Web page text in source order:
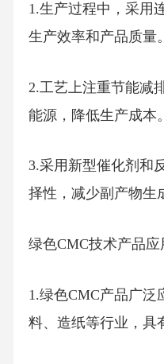
1.生产过程中，采用
生产效率和产品质量。
2.工艺上注重节能减
能源，降低生产成本。
3.采用新型催化剂和
择性，减少副产物生
绿色CMC技术产品
1.绿色CMC产品广泛
料、造纸等行业，具